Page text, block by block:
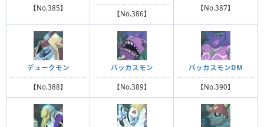
【No.385】
【No.386】
【No.387】
デュークモン
【No.388】
バッカスモン
【No.389】
バッカスモンDM
【No.390】